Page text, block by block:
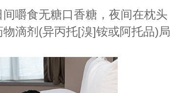
嚼食无糖口香糖，夜间在枕头
滴剂(异丙托[溴]铵或阿托品)局